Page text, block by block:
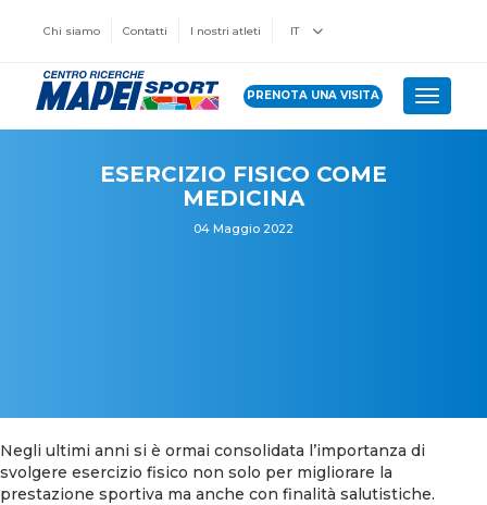
Chi siamo Contatti I nostri atleti IT
PRENOTA UNA VISITA Toggle
ESERCIZIO FISICO COME
MEDICINA
04 Maggio 2022
Negli ultimi anni si è ormai consolidata l’importanza di
svolgere esercizio fisico non solo per migliorare la
prestazione sportiva ma anche con finalità salutistiche.